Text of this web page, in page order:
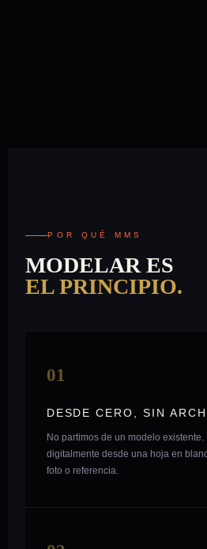
POR QUÉ MMS
MODELAR ES
EL PRINCIPIO.
01
DESDE CERO, SIN
No partimos de un modelo existente.
digitalmente desde una hoja en
foto o referencia.